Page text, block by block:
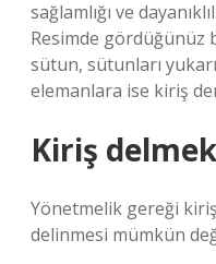
sağlamlığı ve
Resimde gördüğünüz
sütun, sütunları
elemanlara ise kiriş
Kiriş
Yönetmelik gereği
delinmesi mümkün